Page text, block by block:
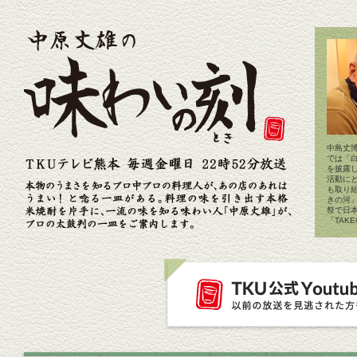
中島丈
では「
を披露
活動に
も取り
きの河
祭で日
「